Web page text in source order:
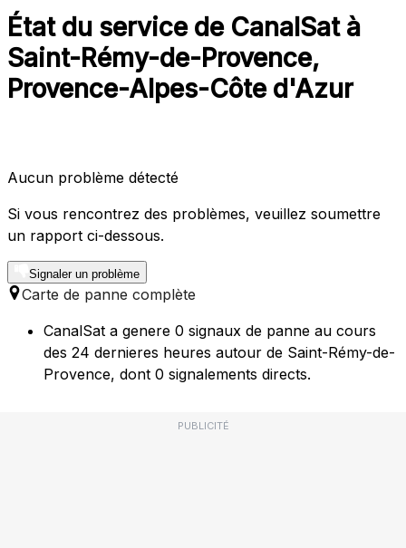
État du service de CanalSat à
Saint-Rémy-de-Provence,
Provence-Alpes-Côte d'Azur
Aucun problème détecté
Si vous rencontrez des problèmes, veuillez soumettre
un rapport ci-dessous.
Signaler un problème
Carte de panne complète
CanalSat a genere 0 signaux de panne au cours
des 24 dernieres heures autour de Saint-Rémy-de-
Provence, dont 0 signalements directs.
PUBLICITÉ